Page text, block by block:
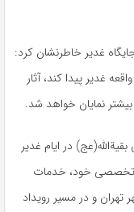
غدیر خاطرنشان کرد:
غدیر پیدا کند، آثار
نمایان خواهد شد.
در ایام غدیر
تخصصی خود، خدمات
و در مسیر رویداد